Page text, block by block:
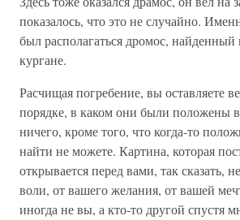
показалось, что это не случайно.
был располагаться дромос,
кургане.
Расчищая погребение, вы оставляете
порядке, в каком они были положены
ничего, кроме того, что когда-то
найти не можете. Картина, которая
открывается перед вами, так сказать,
воли, от вашего желания, от вашей
иногда не вы, а кто-то другой спустя